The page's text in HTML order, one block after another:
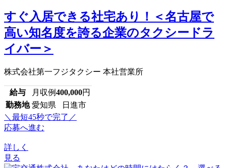
すぐ入居できる社宅あり！＜名古屋で
高い知名度を誇る企業のタクシードラ
イバー＞
株式会社第一フジタクシー 本社営業所
給与 月収例400,000円
勤務地 愛知県 日進市
＼最短45秒で完了／
応募へ進む
詳しく
見る